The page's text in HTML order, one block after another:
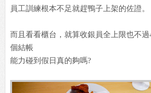
員工訓練根本不足就趕鴨子上架的佐證。
而且看看櫃台，就算收銀員全上限也不
個結帳
能力碰到假日真的夠嗎?